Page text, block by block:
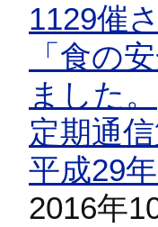
1129催
「食の
ました。
定期通
平成29
2016年